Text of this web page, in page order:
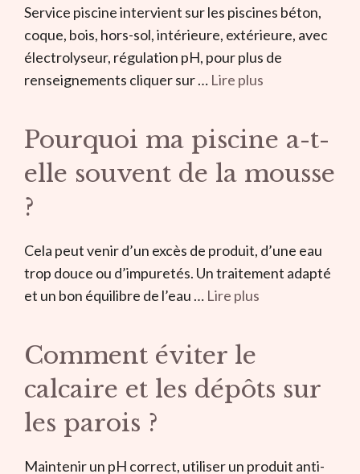
Service piscine intervient sur les piscines béton,
coque, bois, hors-sol, intérieure, extérieure, avec
électrolyseur, régulation pH, pour plus de
renseignements cliquer sur … Lire plus
Pourquoi ma piscine a-t-
elle souvent de la mousse
?
Cela peut venir d’un excès de produit, d’une eau
trop douce ou d’impuretés. Un traitement adapté
et un bon équilibre de l’eau … Lire plus
Comment éviter le
calcaire et les dépôts sur
les parois ?
Maintenir un pH correct, utiliser un produit anti-